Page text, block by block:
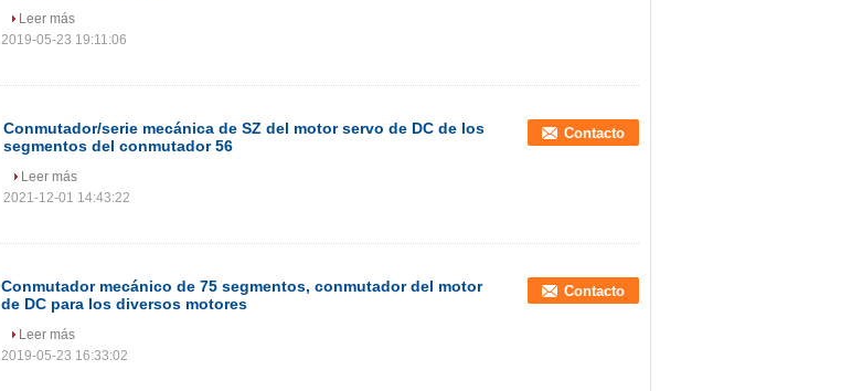
Leer más
2019-05-23 19:11:06
Conmutador/serie mecánica de SZ del motor servo de DC de los
segmentos del conmutador 56
Contacto
Leer más
2021-12-01 14:43:22
Conmutador mecánico de 75 segmentos, conmutador del motor
de DC para los diversos motores
Contacto
Leer más
2019-05-23 16:33:02